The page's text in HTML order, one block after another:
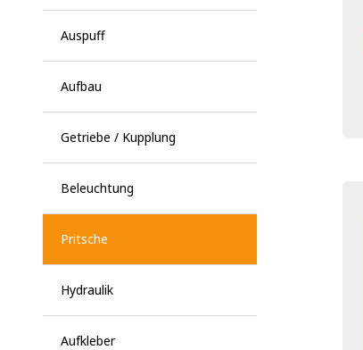
Auspuff
Aufbau
Getriebe / Kupplung
Beleuchtung
Pritsche
Hydraulik
Aufkleber